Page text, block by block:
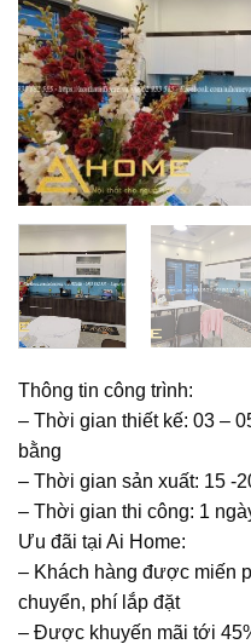
Thông tin công trình:
– Thời gian thiết kế: 03 –
bằng
– Thời gian sản xuất: 15 -
– Thời gian thi công: 1
Ưu đãi tại Ai Home:
– Khách hàng được miến
chuyển, phí lắp đặt
– Được khuyến mãi tới